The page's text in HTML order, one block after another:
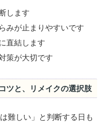
します
みが止まりやすいです
直結します
策が大切です
ツと、リメイクの選択肢
難しい」と判断する日も